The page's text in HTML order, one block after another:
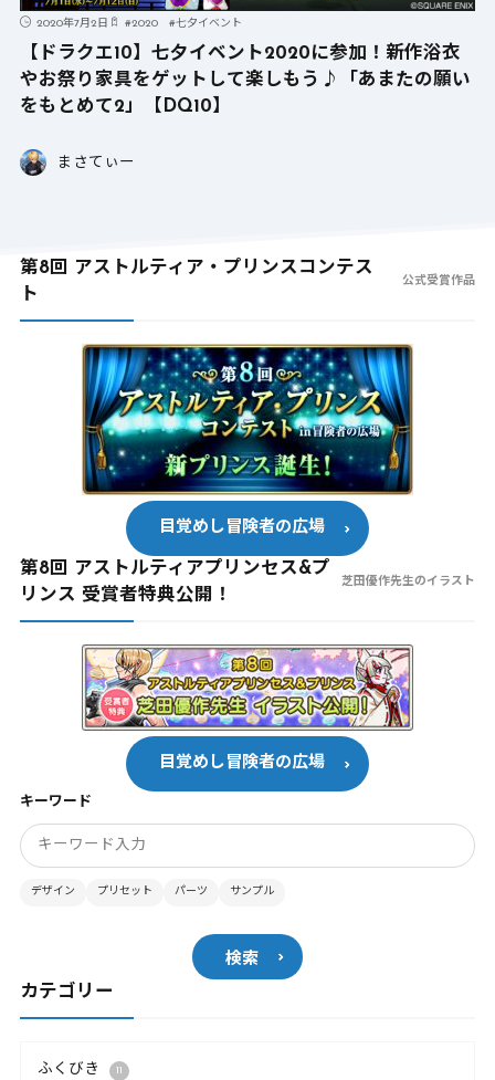
2020年7月2日 #2020 #七夕イベント
【ドラクエ10】七夕イベント2020に参加！新作浴衣
やお祭り家具をゲットして楽しもう♪「あまたの願い
をもとめて2」【DQ10】
まさてぃー
第8回 アストルティア・プリンスコンテス
ト
公式受賞作品
目覚めし冒険者の広場
第8回 アストルティアプリンセス&プ
リンス 受賞者特典公開！
芝田優作先生のイラスト
目覚めし冒険者の広場
キーワード
デザイン プリセット パーツ サンプル
検索
カテゴリー
ふくびき 11